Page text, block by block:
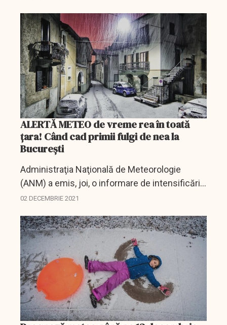
Cum va fi vremea până...
ALERTĂ METEO de vreme rea în toată
ţara! Când cad primii fulgi de nea la
Bucureşti
Administraţia Naţională de Meteorologie
(ANM) a emis, joi, o informare de intensificări
ale vântului şi precipitaţii moderate cantitativ
valabilă...
02 DECEMBRIE 2021